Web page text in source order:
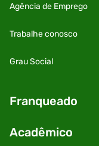
Agência de Emprego
Trabalhe conosco
Grau Social
Franqueado
Acadêmico